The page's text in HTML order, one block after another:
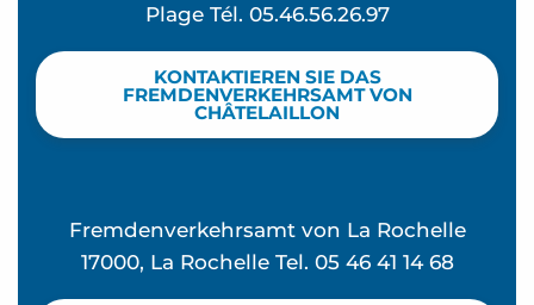
Plage Tél. 05.46.56.26.97
KONTAKTIEREN SIE DAS
FREMDENVERKEHRSAMT VON
CHÂTELAILLON
Fremdenverkehrsamt von La Rochelle
17000, La Rochelle Tel. 05 46 41 14 68